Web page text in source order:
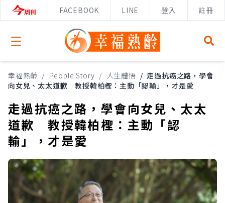
FACEBOOK LINE 登入 註冊
Open menu
幸福熟齡 / People Story / 人生體悟 / 走過抗癌之路，學會
向女兒、太太道歉 教授韓柏檉：主動「認輸」，才是愛
走過抗癌之路，學會向女兒、太太
道歉 教授韓柏檉：主動「認
輸」，才是愛